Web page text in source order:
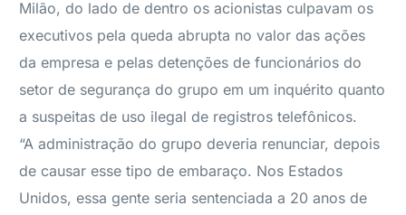
Milão, do lado de dentro os acionistas culpavam os
executivos pela queda abrupta no valor das ações
da empresa e pelas detenções de funcionários do
setor de segurança do grupo em um inquérito quanto
a suspeitas de uso ilegal de registros telefônicos.
“A administração do grupo deveria renunciar, depois
de causar esse tipo de embaraço. Nos Estados
Unidos, essa gente seria sentenciada a 20 anos de